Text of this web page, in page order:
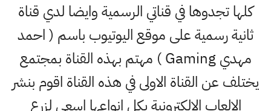
كلها تجدوها في قناتي الرسمية وايضا لدي قناة
ثانية رسمية على موقع اليوتيوب باسم ( احمد
مهدي Gaming ) مهتم بهذه القناة بمجتمع
يختلف عن القناة الاولى في هذه القناة اقوم بنشر
الالعاب الالكترونية بكل انواعها اسعى لزرع